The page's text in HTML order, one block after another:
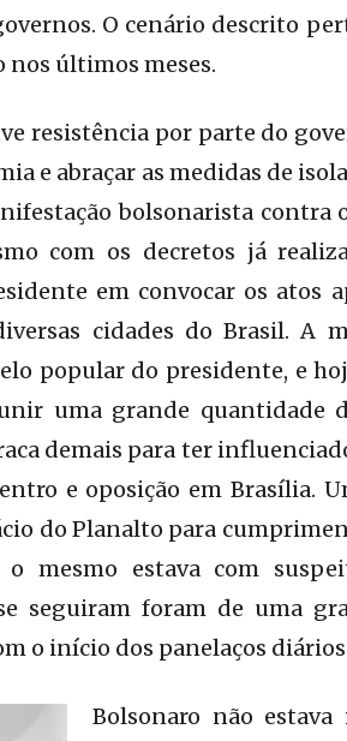
O cenário descrito
nos últimos meses.
resistência por parte do
e abraçar as medidas de
bolsonarista contra
com os decretos já
em convocar os atos
cidades do Brasil. A
popular do presidente, e
uma grande quantidade
demais para ter
e oposição em Brasília.
do Planalto para
mesmo estava com
seguiram foram de uma
o início dos panelaços
Bolsonaro não